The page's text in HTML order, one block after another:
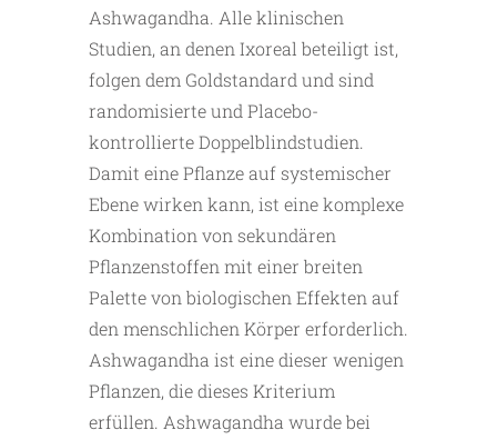
Ashwagandha. Alle klinischen
Studien, an denen Ixoreal beteiligt ist,
folgen dem Goldstandard und sind
randomisierte und Placebo-
kontrollierte Doppelblindstudien.
Damit eine Pflanze auf systemischer
Ebene wirken kann, ist eine komplexe
Kombination von sekundären
Pflanzenstoffen mit einer breiten
Palette von biologischen Effekten auf
den menschlichen Körper erforderlich.
Ashwagandha ist eine dieser wenigen
Pflanzen, die dieses Kriterium
erfüllen. Ashwagandha wurde bei